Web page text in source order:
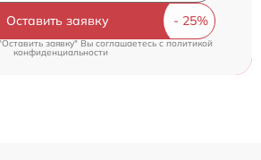
Оставить заявку
заявку" Вы соглашаетесь cполитикой
конфиденциальности